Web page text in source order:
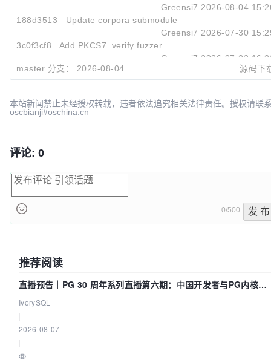
Greensi7 2026-08-04
188d3513
Update corpora submodule
Greensi7 2026-07-30
3c0f3cf8
Add PKCS7_verify fuzzer
Greensi7 2026-07-23
master 分支：
2026-08-04 源码下
本站新闻禁止未经授权转载，违者依法追究相关法律责任。授权请联
oscbianji#oschina.cn
评论: 0
0/500 发 布
推荐阅读
直播预告｜PG 30 周年系列直播第六期：中国开发者与PG内核
——我们改得动吗？我们贡献了什么？
IvorySQL
2026-08-07